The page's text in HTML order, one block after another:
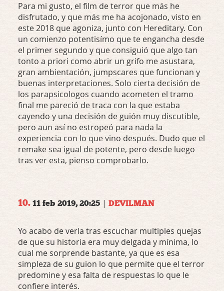
Para mi gusto, el film de terror que más he
disfrutado, y que más me ha acojonado, visto en
este 2018 que agoniza, junto con Hereditary. Con
un comienzo potentisímo que te engancha desde
el primer segundo y que consiguió que algo tan
tonto a priori como abrir un grifo me asustara,
gran ambientación, jumpscares que funcionan y
buenas interpretaciones. Solo cierta decisión de
los parapsicologos cuando acometen el tramo
final me pareció de traca con la que estaba
cayendo y una decisión de guión muy discutible,
pero aun así no estropeó para nada la
experiencia con lo que vino después. Dudo que el
remake sea igual de potente, pero desde luego
tras ver esta, pienso comprobarlo.
10. 11 feb 2019, 20:25 | DEVILMAN
Yo acabo de verla tras escuchar multiples quejas
de que su historia era muy delgada y mínima, lo
cual me sorprende bastante, ya que es esa
simpleza de su guion lo que permite que el terror
predomine y esa falta de respuestas lo que le
confiere interés.